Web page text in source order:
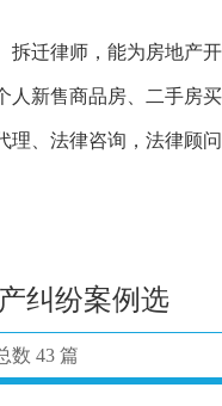
拆迁律师，能为房地产
人新售商品房、二手房
理、法律咨询，法律顾
纠纷案例选
数 43 篇